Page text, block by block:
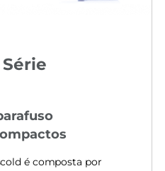
é composta por